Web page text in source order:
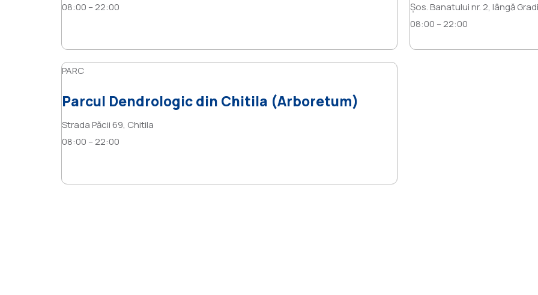
08:00 – 22:00
Șos. Banatului nr. 2, lângă
08:00 – 22:00
PARC
Parcul Dendrologic din Chitila (Arboretum)
Strada Păcii 69, Chitila
08:00 – 22:00